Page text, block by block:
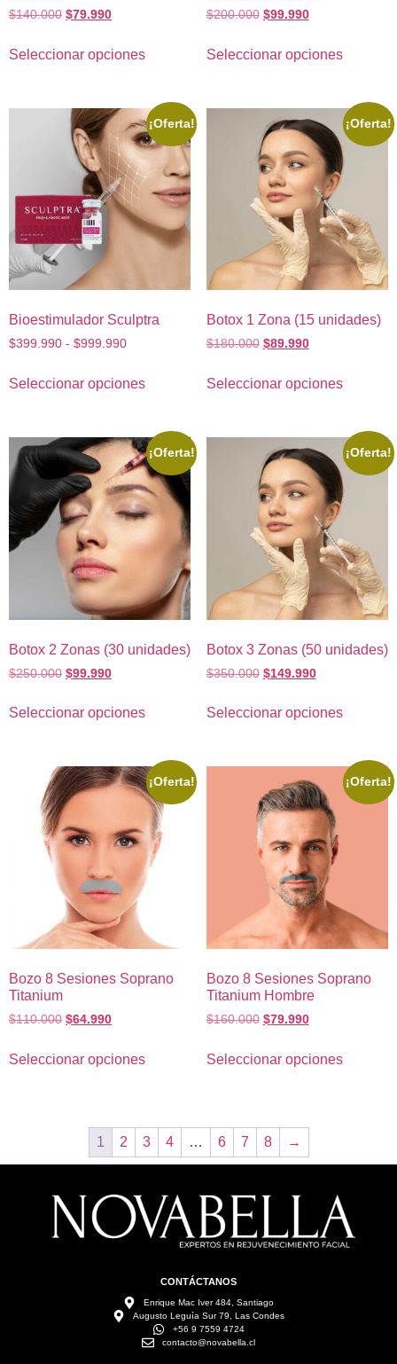
$140.000 $79.990
Seleccionar opciones
$200.000 $99.990
Seleccionar opciones
¡Oferta!
Bioestimulador Sculptra
$399.990 - $999.990
Seleccionar opciones
¡Oferta!
Botox 1 Zona (15 unidades)
$180.000 $89.990
Seleccionar opciones
¡Oferta!
Botox 2 Zonas (30 unidades)
$250.000 $99.990
Seleccionar opciones
¡Oferta!
Botox 3 Zonas (50 unidades)
$350.000 $149.990
Seleccionar opciones
¡Oferta!
Bozo 8 Sesiones Soprano
Titanium
$110.000 $64.990
Seleccionar opciones
¡Oferta!
Bozo 8 Sesiones Soprano
Titanium Hombre
$160.000 $79.990
Seleccionar opciones
1 2 3 4 … 6 7 8 →
CONTÁCTANOS
Enrique Mac Iver 484, Santiago
Augusto Leguía Sur 79, Las Condes
+56 9 7559 4724
contacto@novabella.cl